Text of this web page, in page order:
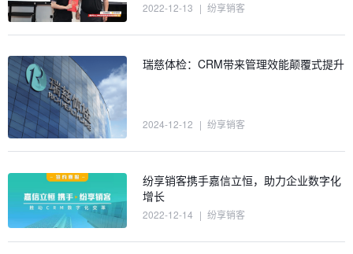
2022-12-13 | 纷享销客
瑞慈体检：CRM带来管理效能颠覆式提升
2024-12-12 | 纷享销客
纷享销客携手嘉信立恒，助力企业数字化
增长
2022-12-14 | 纷享销客